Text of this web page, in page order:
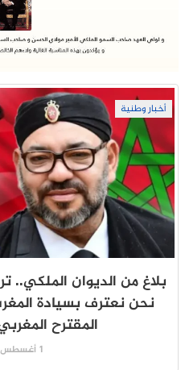
أخبار وطنية
بلاغ من الديوان
نحن نعترف بسيادة
المقترح
1 أغسطس 2026